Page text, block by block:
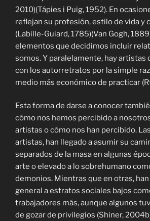
2010)(Tápies i Puig, 1952). En
reflejan su profesión, estilo de vida y
(Labille-Guiard, 1785)(Van Gogh,
elementos que decidimos incluir
somos. Y paralelamente, hay artistas
con los autorretratos por la simple
medio más económico de practicar
Esta forma de darse a conocer
cómo nos hemos percibido a
artistas o cómo nos han percibido.
artistas, han llegado a asumir su
separados de la masa en algunas
arte o elevado a lo sobrehumano
demonios. Mientras que en otras,
general a estratos sociales bajos
trabajadores más, aunque algunos
de gozar de privilegios (Shiner,